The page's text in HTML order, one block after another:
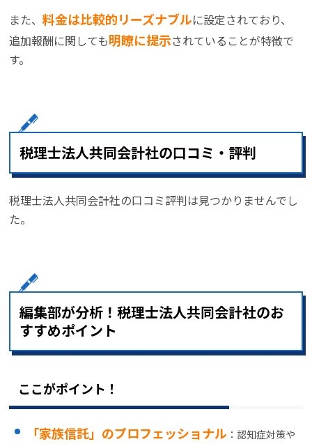
また、料金は比較的リーズナブルに設定されており、
追加報酬に関しても明瞭に提示されていることが特徴で
す。
税理士法人共同会計社の口コミ・評判
税理士法人共同会計社の口コミ評判は見つかりませんでし
た。
編集部が分析！税理士法人共同会計社のお
すすめポイント
ここがポイント！
「家族信託」のプロフェッショナル ：認知症対策や